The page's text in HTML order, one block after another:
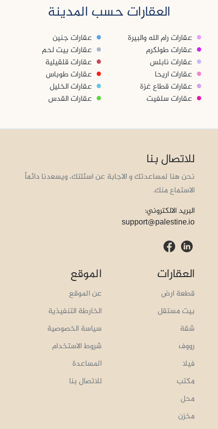
العقارات حسب المدينة
● عقارات رام الله والبيرة ● عقارات جنين
● عقارات طولكرم ● عقارات بيت لحم
● عقارات نابلس ● عقارات قلقيلية
● عقارات اريحا ● عقارات طوباس
● عقارات قطاع غزة ● عقارات الخليل
● عقارات سلفيت ● عقارات القدس
للاتصال بنا
نحن هنا لمساعدتك و الاجابة عن اسئلتك، ويسعدنا دائماً
الاستماع منك.
البريد الالكتروني:
support
palestine.io
العقارات
قطعة ارض
بيت مستقل
شقة
رووف
فيلا
مكتب
محل
مخزن
الموقع
عن الموقع
الخارطة التنفيذية
سياسة الخصوصية
شروط الاستخدام
المساعدة
للاتصال بنا